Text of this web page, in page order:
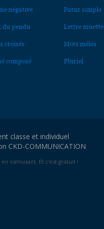
négative Futur simple
du pendu Lettre muette
croisés Mots mêlés
composé Pluriel
classe et individuel
CKD-COMMUNICATION
s'amusant. Et c'est gratuit !